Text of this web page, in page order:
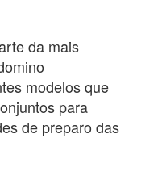
da mais
modelos que
para
de preparo das